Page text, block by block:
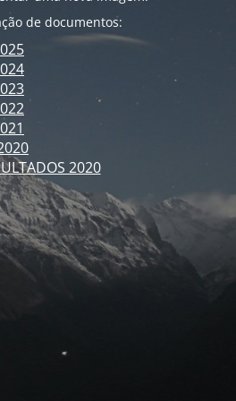
de documentos:
2020